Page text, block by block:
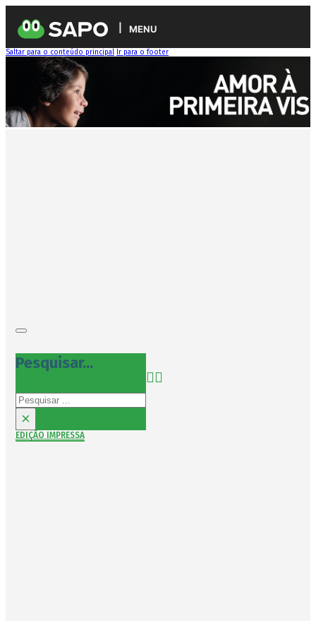
MENU
Saltar para o conteúdo principal Ir para o footer
Pesquisar...
Pesquisar
×
EDIÇÃO IMPRESSA